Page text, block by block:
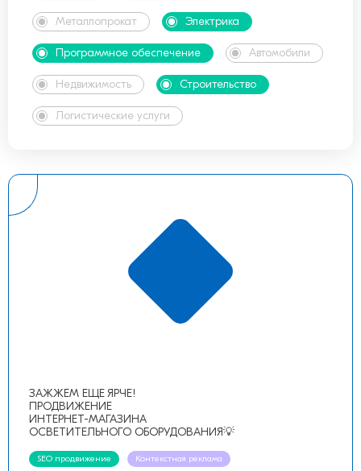
Металлопрокат Электрика
Программное обеспечение Автомобили
Недвижимость Строительство
Логистические услуги
ЗАЖЖЕМ ЕЩЕ ЯРЧЕ!
ПРОДВИЖЕНИЕ
ИНТЕРНЕТ-МАГАЗИНА
ОСВЕТИТЕЛЬНОГО ОБОРУДОВАНИЯ💡
SEO продвижение Контекстная реклама